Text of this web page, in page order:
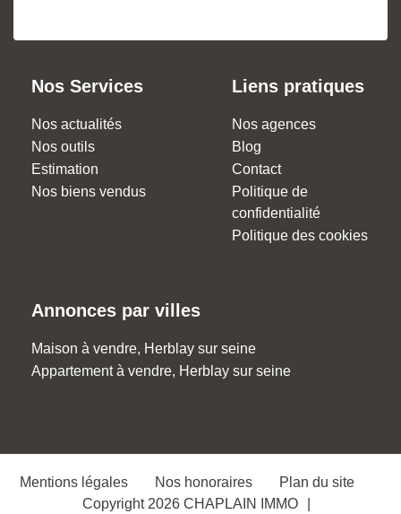
Nos Services
Nos actualités
Nos outils
Estimation
Nos biens vendus
Liens pratiques
Nos agences
Blog
Contact
Politique de
confidentialité
Politique des cookies
Annonces par villes
Maison à vendre, Herblay sur seine
Appartement à vendre, Herblay sur seine
Mentions légales Nos honoraires
Plan du site
Copyright 2026 CHAPLAIN IMMO